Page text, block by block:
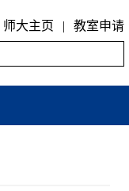
师大主页 | 教室申请